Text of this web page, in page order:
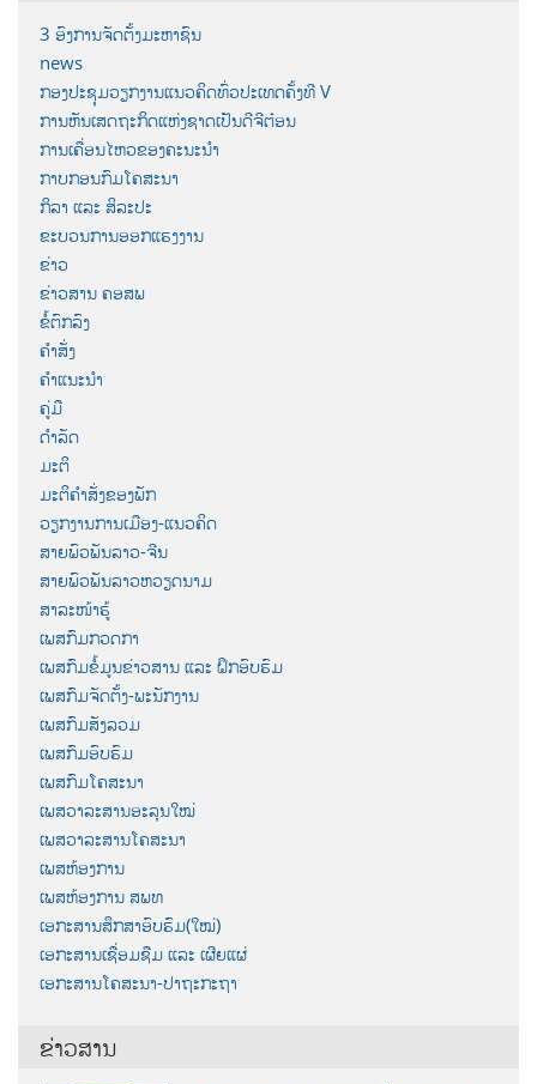
3 ອົງການຈັດຕັ້ງມະຫາຊົນ
news
ກອງປະຊຸມວຽກງານແນວຄິດທົ່ວປະເທດຄັ້ງທີ V
ການຫັນເສດຖະກິດແຫ່ງຊາດເປັນດີຈີຕ໋ອນ
ການເຄື່ອນໄຫວຂອງຄະນະນຳ
ກາບກອນກົມໂຄສະນາ
ກິລາ ແລະ ສິລະປະ
ຂະບວນການອອກແຮງງານ
ຂ່າວ
ຂ່າວສານ ຄອສພ
ຂໍ້ຕົກລົງ
ຄຳສັ່ງ
ຄຳແນະນຳ
ຄູ່ມື
ດຳລັດ
ມະຕິ
ມະຕິຄຳສັ່ງຂອງພັກ
ວຽກງານການເມືອງ-ແນວຄິດ
ສາຍພົວພັນລາວ-ຈີນ
ສາຍພົວພັນລາວຫວຽດນາມ
ສາລະໜ້າຮູ້
ເພສກົມກວດກາ
ເພສກົມຂໍ້ມູນຂ່າວສານ ແລະ ຝຶກອົບຮົມ
ເພສກົມຈັດຕັ້ງ-ພະນັກງານ
ເພສກົມສັງລວມ
ເພສກົມອົບຮົມ
ເພສກົມໂຄສະນາ
ເພສວາລະສານອະລຸນໃໝ່
ເພສວາລະສານໂຄສະນາ
ເພສຫ້ອງການ
ເພສຫ້ອງການ ສພທ
ເອກະສານສຶກສາອົບຮົມ(ໃໝ່)
ເອກະສານເຊື່ອມຊືມ ແລະ ເຜີຍແຜ່
ເອກະສານໂຄສະນາ-ປາຖະກະຖາ
ຂ່າວສານ